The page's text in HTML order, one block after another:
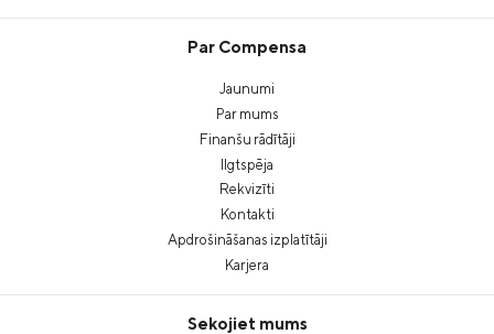
Par Compensa
Jaunumi
Par mums
Finanšu rādītāji
Ilgtspēja
Rekvizīti
Kontakti
Apdrošināšanas izplatītāji
Karjera
Sekojiet mums